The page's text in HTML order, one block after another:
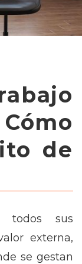
de
todos sus
externa,
se gestan